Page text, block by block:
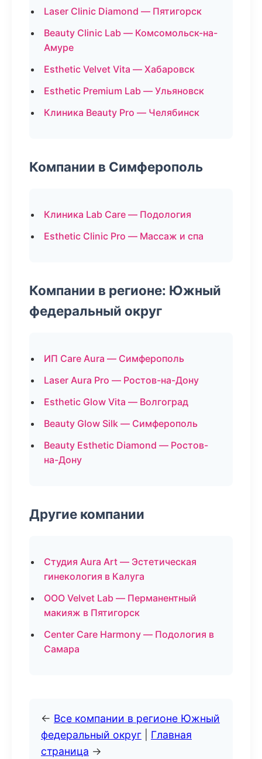
Laser Clinic Diamond — Пятигорск
Beauty Clinic Lab — Комсомольск-на-
Амуре
Esthetic Velvet Vita — Хабаровск
Esthetic Premium Lab — Ульяновск
Клиника Beauty Pro — Челябинск
Компании в Симферополь
Клиника Lab Care — Подология
Esthetic Clinic Pro — Массаж и спа
Компании в регионе: Южный
федеральный округ
ИП Care Aura — Симферополь
Laser Aura Pro — Ростов-на-Дону
Esthetic Glow Vita — Волгоград
Beauty Glow Silk — Симферополь
Beauty Esthetic Diamond — Ростов-
на-Дону
Другие компании
Студия Aura Art — Эстетическая
гинекология в Калуга
ООО Velvet Lab — Перманентный
макияж в Пятигорск
Center Care Harmony — Подология в
Самара
← Все компании в регионе Южный
федеральный округ
Главная
страница →